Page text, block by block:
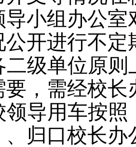
导小组办公
公开进行不定
二级单位原
要，需经校
领导用车按
、归口校长